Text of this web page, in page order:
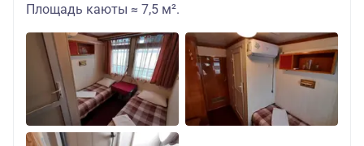
Площадь каюты ≈ 7,5 м².